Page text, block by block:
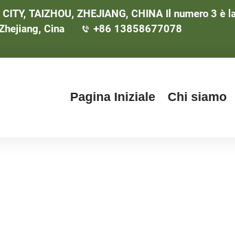
TAIZHOU, ZHEJIANG, CHINA Il numero 3 è
Cina
+86 13858677078
Pagina Iniziale Chi siamo